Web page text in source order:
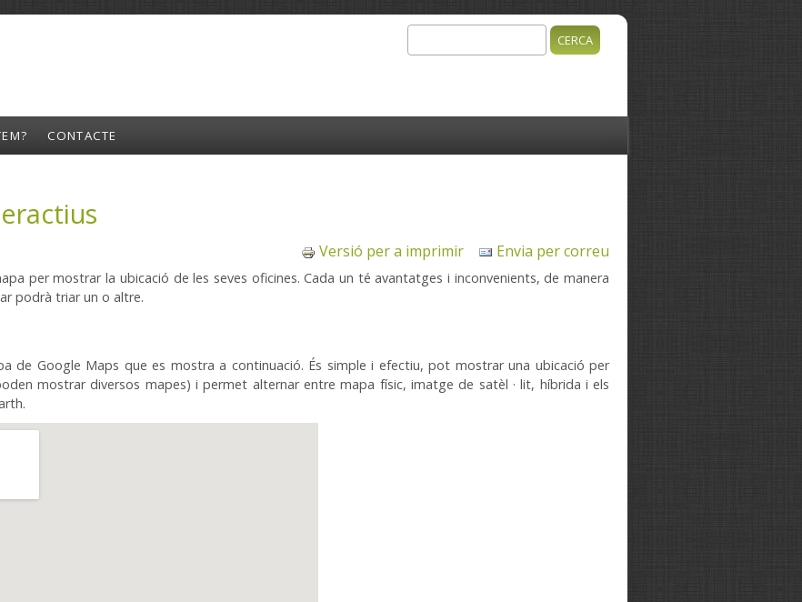
Formulari de cerca
CONTACTE
Versió per a imprimir Envia per correu
per mostrar la ubicació de les seves oficines. Cada un té avantatges i inconvenients, de manera
podrà triar un o altre.
de Google Maps que es mostra a continuació. És simple i efectiu, pot mostrar una ubicació per
mostrar diversos mapes) i permet alternar entre mapa físic, imatge de satèl · lit, híbrida i els
.